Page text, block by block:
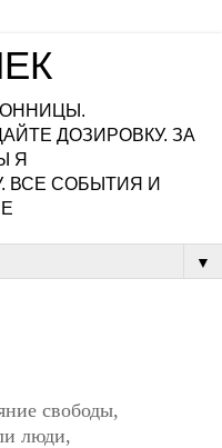
ДОЗИРОВКУ. ЗА
Я
ВСЕ СОБЫТИЯ И
▼
свободы,
люди,